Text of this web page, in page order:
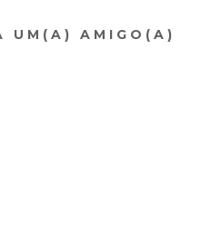
UM(A) AMIGO(A)